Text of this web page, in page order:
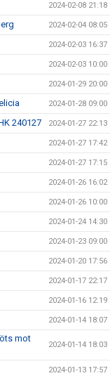
2024-02-08 21:18
2024-02-04 08:05
2024-02-03 16:37
2024-02-03 10:00
2024-01-29 20:00
2024-01-28 09:00
240127 2024-01-27 22:13
2024-01-27 17:42
2024-01-27 17:15
2024-01-26 16:02
2024-01-26 10:00
2024-01-24 14:30
2024-01-23 09:00
2024-01-20 17:56
2024-01-17 22:17
2024-01-16 12:19
2024-01-14 18:07
mot
2024-01-14 18:03
2024-01-13 17:57